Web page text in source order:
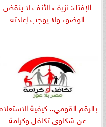
الإفتاء: نزيف الأنف لا ينقض
الوضوء ولا يوجب إعادته
بالرقم القومي.. كيفية
عن شكاوى تكافل وكرامة